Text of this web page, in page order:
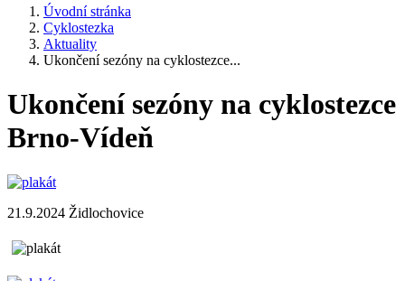
Úvodní stránka
Cyklostezka
Aktuality
Ukončení sezóny na cyklostezce...
Ukončení sezóny na cyklostezce
Brno-Vídeň
21.9.2024 Židlochovice